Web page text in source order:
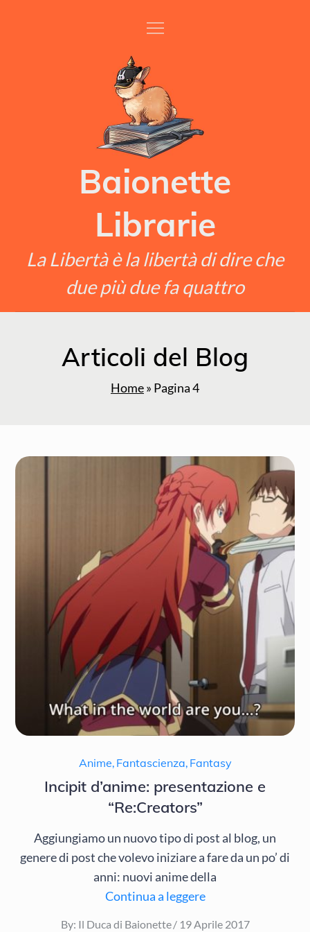
Baionette
Librarie
La Libertà è la libertà di dire che
due più due fa quattro
Articoli del Blog
Home» Pagina 4
Anime, Fantascienza, Fantasy
Incipit d’anime: presentazione e
“Re:Creators”
Aggiungiamo un nuovo tipo di post al blog, un
genere di post che volevo iniziare a fare da un po’ di
anni: nuovi anime della
Continua a leggere
By: Il Duca di Baionette Posted
19 Aprile 2017